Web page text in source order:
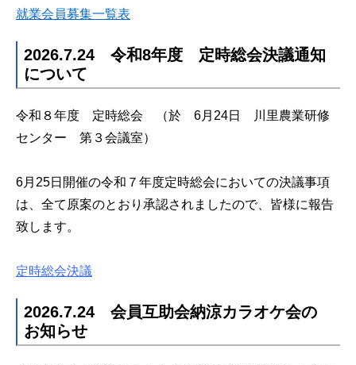
就業会員募集一覧表
2026.7.24 令和8年度 定時総会決議通知
について
令和８年度 定時総会 （於 6月24日 川里農業研修
センター 第３会議室）
6月25日開催の令和７年度定時総会においての決議事項
は、全て原案のとおり承認されましたので、皆様に報告
致します。
定時総会決議
2026.7.24 会員互助会納涼カラオケ会の
お知らせ